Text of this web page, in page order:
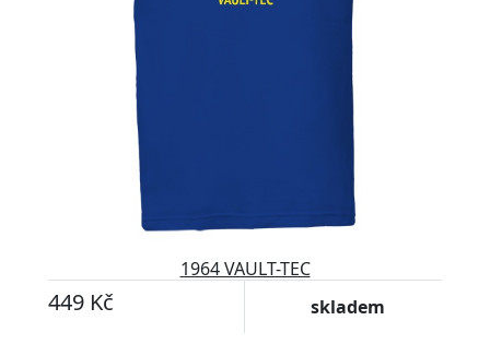
1964 VAULT-TEC
449 Kč skladem